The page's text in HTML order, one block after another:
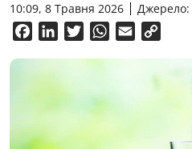
10:09, 8 Травня 2026 Джерело:
FacebookLinkedInTwitterWhatsApp
Email